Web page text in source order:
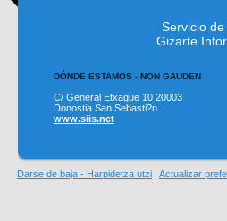
Servicio
Gizarte
DÓNDE ESTAMOS - NON GAUDEN
C/ General Etxague 10 20003
Donostia San Sebasti?n
www.siis.net
Darse de baja - Harpidetza utzi | Actualizar